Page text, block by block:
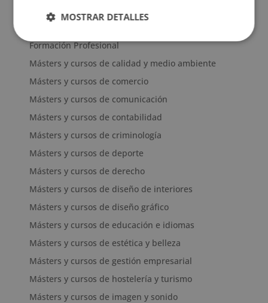
Categorías de cursos
Formación Profesional
Másters y cursos de calidad y medio ambiente
Másters y cursos de comercio
Másters y cursos de comunicación
Másters y cursos de contabilidad
Másters y cursos de criminología
Másters y cursos de deporte
Másters y cursos de derecho
Másters y cursos de diseño de interiores
Másters y cursos de diseño gráfico
Másters y cursos de educación e idiomas
Másters y cursos de estética y belleza
Másters y cursos de gestión empresarial
Másters y cursos de hostelería y turismo
Másters y cursos de imagen y sonido
MOSTRAR DETALLES